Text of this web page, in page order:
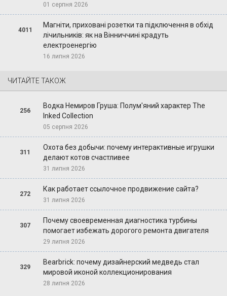
01 серпня 2026
4011
Магніти, приховані розетки та підключення в обхід
лічильників: як на Вінниччині крадуть
електроенергію
16 липня 2026
ЧИТАЙТЕ ТАКОЖ
256
Водка Немиров Груша: Полум'яний характер The
Inked Collection
05 серпня 2026
311
Охота без добычи: почему интерактивные игрушки
делают котов счастливее
31 липня 2026
272
Как работает ссылочное продвижение сайта?
31 липня 2026
307
Почему своевременная диагностика турбины
помогает избежать дорогого ремонта двигателя
29 липня 2026
329
Bearbrick: почему дизайнерский медведь стал
мировой иконой коллекционирования
28 липня 2026